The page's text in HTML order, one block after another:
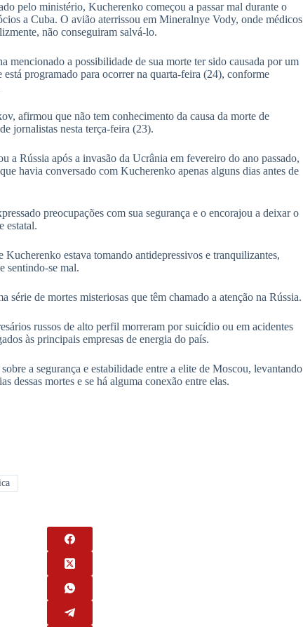
pelo ministério, Kucherenko começou a passar mal durante o
a Cuba. O avião aterrissou em Mineralnye Vody, onde médicos
não conseguiram salvá-lo.
mencionado a possibilidade de sua morte ter sido causada por um
programado para ocorrer na quarta-feira (24), conforme
afirmou que não tem conhecimento da causa da morte de
jornalistas nesta terça-feira (23).
a Rússia após a invasão da Ucrânia em fevereiro do ano passado,
que havia conversado com Kucherenko apenas alguns dias antes de
preocupações com sua segurança e o encorajou a deixar o
estatal.
estava tomando antidepressivos e tranquilizantes,
sentindo-se mal.
série de mortes misteriosas que têm chamado a atenção na Rússia.
russos de alto perfil morreram por suicídio ou em acidentes
às principais empresas de energia do país.
a segurança e estabilidade entre a elite de Moscou, levantando
dessas mortes e se há alguma conexão entre elas.